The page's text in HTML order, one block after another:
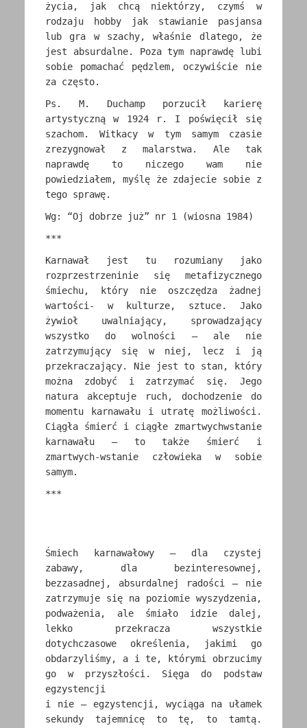
życia, jak chcą niektórzy, czymś w
rodzaju hobby jak stawianie pasjansa
lub gra w szachy, właśnie dlatego, że
jest absurdalne. Poza tym naprawdę lubi
sobie pomachać pędzlem, oczywiście nie
za często.
Ps. M. Duchamp porzucił karierę
artystyczną w 1924 r. I poświęcił się
szachom. Witkacy w tym samym czasie
zrezygnował z malarstwa. Ale tak
naprawdę to niczego wam nie
powiedziałem, myślę że zdajecie sobie z
tego sprawę.
Wg: “Oj dobrze już” nr 1 (wiosna 1984)
***
Karnawał jest tu rozumiany jako
rozprzestrzeninie się metafizycznego
śmiechu, który nie oszczędza żadnej
wartości- w kulturze, sztuce. Jako
żywioł uwalniający, sprowadzający
wszystko do wolności – ale nie
zatrzymujący się w niej, lecz i ją
przekraczający. Nie jest to stan, który
można zdobyć i zatrzymać się. Jego
natura akceptuje ruch, dochodzenie do
momentu karnawału i utratę możliwości.
Ciągła śmierć i ciągłe zmartwychwstanie
karnawału – to także śmierć i
zmartwych-wstanie człowieka w sobie
samym.
***
Śmiech karnawałowy – dla czystej
zabawy, dla bezinteresownej,
bezzasadnej, absurdalnej radości – nie
zatrzymuje się na poziomie wyszydzenia,
podważenia, ale śmiało idzie dalej,
lekko przekracza wszystkie
dotychczasowe określenia, jakimi go
obdarzyliśmy, a i te, którymi obrzucimy
go w przyszłości. Sięga do podstaw
egzystencji
i nie – egzystencji, wyciąga na ułamek
sekundy tajemnicę to tę, to tamtą.